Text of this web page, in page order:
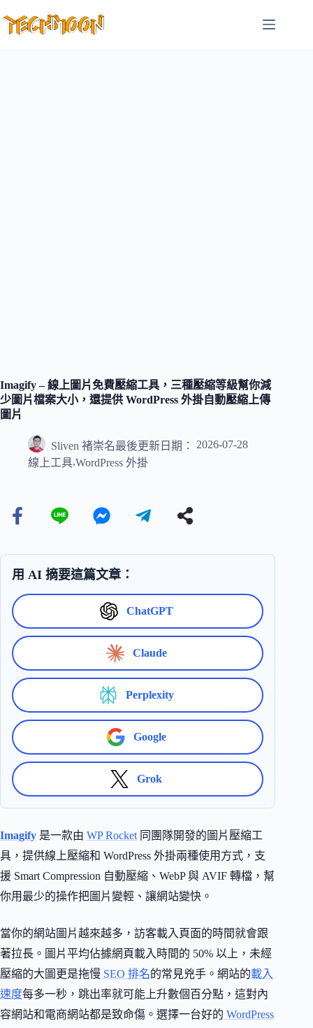
至
Imagify – 線上圖片免費壓縮工具，三種壓縮等級幫你減
少圖片檔案大小，還提供 WordPress 外掛自動壓縮上傳
圖片
Sliven 褚崇名最後更新日期：
2026-07-28
線上工具,WordPress 外掛
用 AI 摘要這篇文章：
ChatGPT
Claude
Perplexity
Google
Grok
Imagify 是一款由 WP Rocket 同團隊開發的圖片壓縮工
具，提供線上壓縮和 WordPress 外掛兩種使用方式，支
援 Smart Compression 自動壓縮、WebP 與 AVIF 轉檔，幫
你用最少的操作把圖片變輕、讓網站變快。
當你的網站圖片越來越多，訪客載入頁面的時間就會跟
著拉長。圖片平均佔據網頁載入時間的 50% 以上，未經
壓縮的大圖更是拖慢 SEO 排名的常見兇手。網站的載入
速度每多一秒，跳出率就可能上升數個百分點，這對內
容網站和電商網站都是致命傷。選擇一台好的 WordPress